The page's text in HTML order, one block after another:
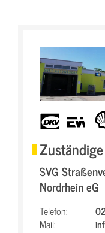
dkv
SVG
Nordrhein eG
Telefon:
Mail: